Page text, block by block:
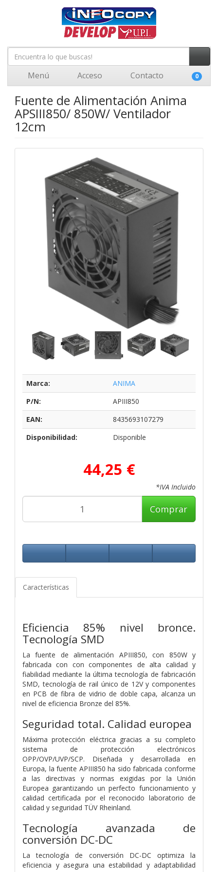
Menú Acceso Contacto 0
Fuente de Alimentación Anima
APSIII850/ 850W/ Ventilador
12cm
Marca:
ANIMA
P/N:
APIII850
EAN:
8435693107279
Disponibilidad:
Disponible
44,25 €
*IVA Incluido
Comprar
Características
Eficiencia 85% nivel bronce.
Tecnología SMD
La fuente de alimentación APIII850, con 850W y
fabricada con con componentes de alta calidad y
fiabilidad mediante la última tecnología de fabricación
SMD, tecnología de rail único de 12V y componentes
en PCB de fibra de vidrio de doble capa, alcanza un
nivel de eficiencia Bronze del 85%.
Seguridad total. Calidad europea
Máxima protección eléctrica gracias a su completo
sistema de protección electrónicos
OPP/OVP/UVP/SCP. Diseñada y desarrollada en
Europa, la fuente APIII850 ha sido fabricada conforme
a las directivas y normas exigidas por la Unión
Europea garantizando un perfecto funcionamiento y
calidad certificada por el reconocido laboratorio de
calidad y seguridad TÜV Rheinland.
Tecnología avanzada de
conversión DC-DC
La tecnología de conversión DC-DC optimiza la
eficiencia y asegura una estabilidad y adaptabilidad